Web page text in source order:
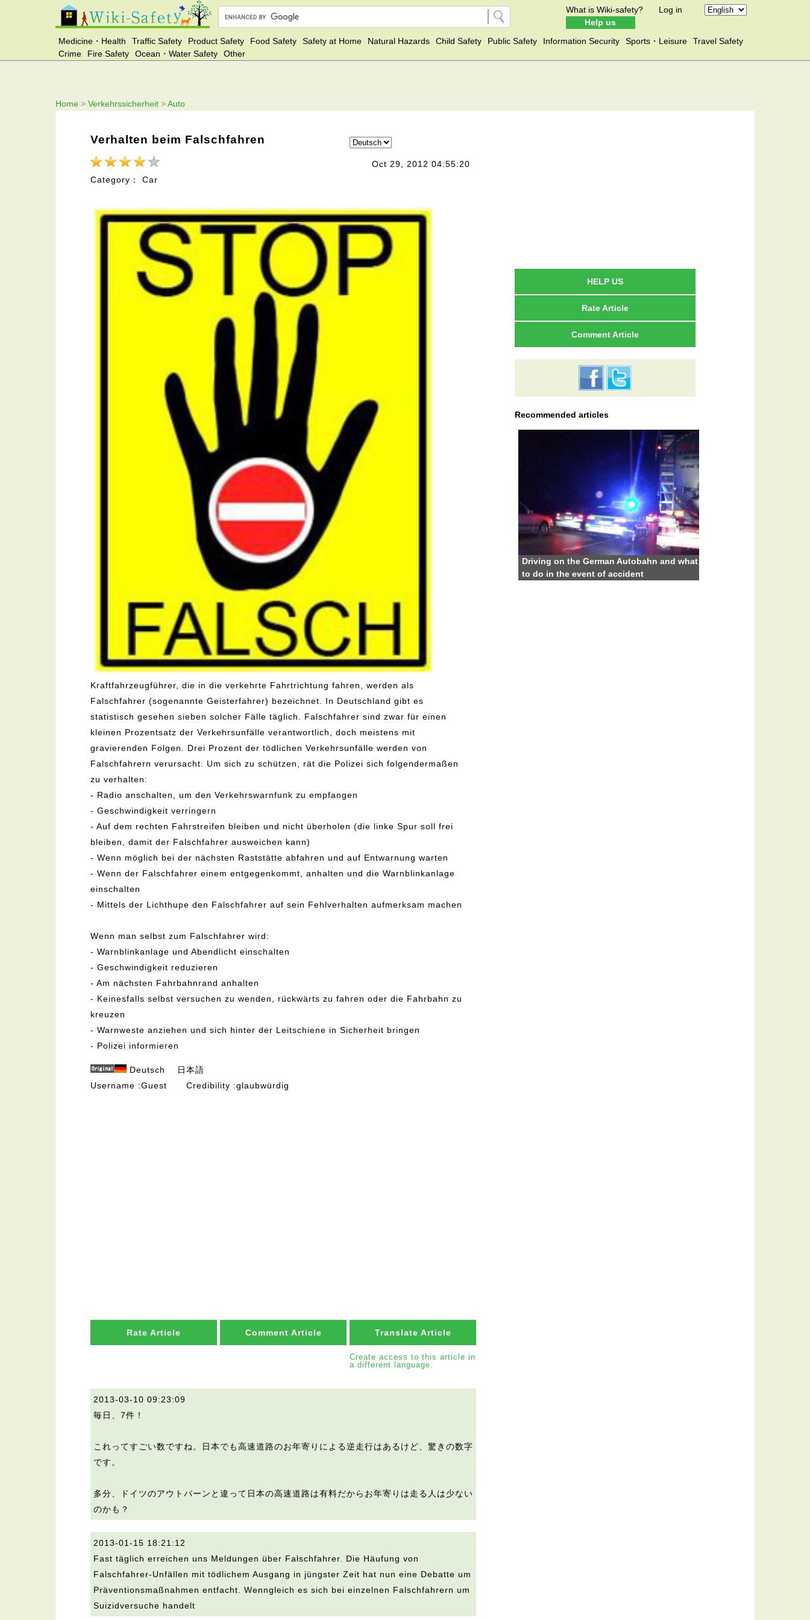
What is Wiki-safety?
Help us
Log in
Medicine・Health Traffic Safety Product Safety Food Safety Safety at Home Natural Hazards Child Safety Public Safety Information Security Sports・Leisure
Travel Safety
Crime
Fire Safety Ocean・Water Safety Other
Home > Verkehrssicherheit >Auto
Verhalten beim Falschfahren
Oct 29, 2012 04:55:20
Category： Car
Kraftfahrzeugführer, die in die verkehrte Fahrtrichtung fahren, werden als
Falschfahrer (sogenannte Geisterfahrer) bezeichnet. In Deutschland gibt es
statistisch gesehen sieben solcher Fälle täglich. Falschfahrer sind zwar für einen
kleinen Prozentsatz der Verkehrsunfälle verantwortlich, doch meistens mit
gravierenden Folgen. Drei Prozent der tödlichen Verkehrsunfälle werden von
Falschfahrern verursacht. Um sich zu schützen, rät die Polizei sich folgendermaßen
zu verhalten:
- Radio anschalten, um den Verkehrswarnfunk zu empfangen
- Geschwindigkeit verringern
- Auf dem rechten Fahrstreifen bleiben und nicht überholen (die linke Spur soll frei
bleiben, damit der Falschfahrer ausweichen kann)
- Wenn möglich bei der nächsten Raststätte abfahren und auf Entwarnung warten
- Wenn der Falschfahrer einem entgegenkommt, anhalten und die Warnblinkanlage
einschalten
- Mittels der Lichthupe den Falschfahrer auf sein Fehlverhalten aufmerksam machen
Wenn man selbst zum Falschfahrer wird:
- Warnblinkanlage und Abendlicht einschalten
- Geschwindigkeit reduzieren
- Am nächsten Fahrbahnrand anhalten
- Keinesfalls selbst versuchen zu wenden, rückwärts zu fahren oder die Fahrbahn zu
kreuzen
- Warnweste anziehen und sich hinter der Leitschiene in Sicherheit bringen
- Polizei informieren
Deutsch
日本語
Username
Guest Credibility glaubwürdig
Rate Article Comment Article Translate Article
Create access to this article in
a different language.
2013-03-10 09:23:09
毎日、7件！
これってすごい数ですね。日本でも高速道路のお年寄りによる逆走行はあるけど、驚きの数字
です。
多分、ドイツのアウトバーンと違って日本の高速道路は有料だからお年寄りは走る人は少ない
のかも？
2013-01-15 18:21:12
Fast täglich erreichen uns Meldungen über Falschfahrer. Die Häufung von
Falschfahrer-Unfällen mit tödlichem Ausgang in jüngster Zeit hat nun eine Debatte um
Präventionsmaßnahmen entfacht. Wenngleich es sich bei einzelnen Falschfahrern um
Suizidversuche handelt
HELP US
Rate Article
Comment Article
Recommended articles
Driving on the German Autobahn and what
to do in the event of accident